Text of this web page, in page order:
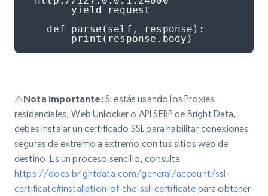
       print(response.body)
⚠️Nota importante: Si estás usando los Proxies
residenciales, Web Unlocker o API SERP de Bright Data,
debes instalar un certificado SSL para habilitar conexiones
seguras de extremo a extremo con tus sitios web de
destino. Es un proceso sencillo, consulta
https://docs.brightdata.com/general/account/ssl-
certificate#installation-of-the-ssl-certificate para obtener